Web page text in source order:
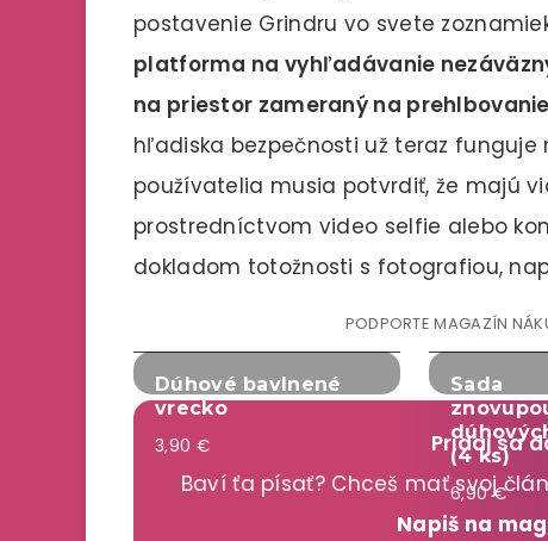
postavenie Grindru vo svete
platforma na vyhľadávanie
na priestor zameraný na
hľadiska bezpečnosti už teraz
používatelia musia potvrdiť, že majú
prostredníctvom video selfie alebo
dokladom totožnosti s fotografiou,
PODPORTE MAGAZÍN
Dúhové bavlnené
vrecko
3,90 €
Sada
(4 ks)
6,90 €
Pridaj sa
Baví ťa písať? Chceš mať svoj
Napiš na